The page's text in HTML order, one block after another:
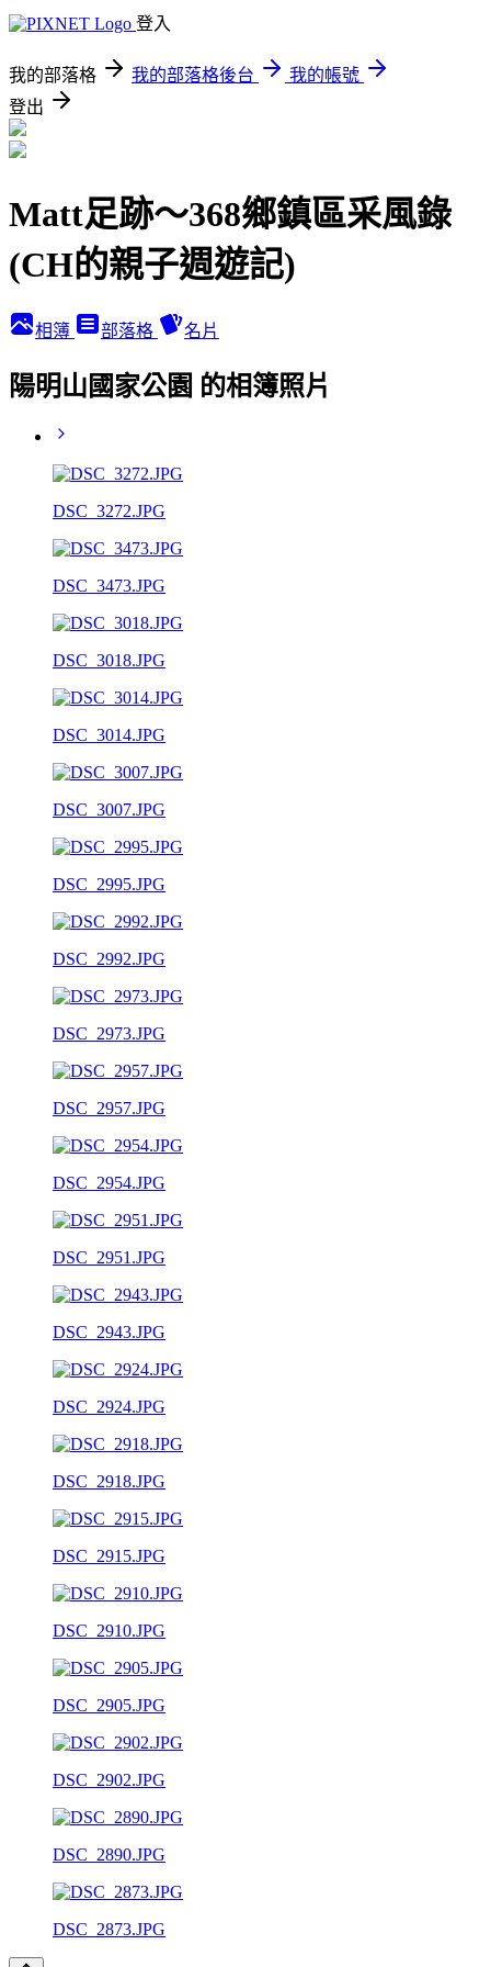
登入
我的部落格 我的部落格後台
我的帳號
登出
Matt足跡～368鄉鎮區采風錄
(CH的親子週遊記)
相簿 部落格 名片
陽明山國家公園 的相簿照片
DSC_3272.JPG
DSC_3473.JPG
DSC_3018.JPG
DSC_3014.JPG
DSC_3007.JPG
DSC_2995.JPG
DSC_2992.JPG
DSC_2973.JPG
DSC_2957.JPG
DSC_2954.JPG
DSC_2951.JPG
DSC_2943.JPG
DSC_2924.JPG
DSC_2918.JPG
DSC_2915.JPG
DSC_2910.JPG
DSC_2905.JPG
DSC_2902.JPG
DSC_2890.JPG
DSC_2873.JPG